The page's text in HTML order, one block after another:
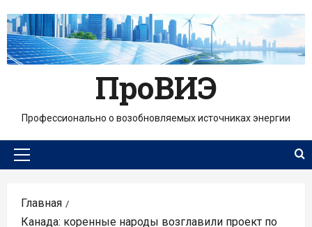
содержимому
ПроВИЭ
Профессионально о возобновляемых источниках энергии
Основное
Главная
Канада: коренные народы возглавили проект по